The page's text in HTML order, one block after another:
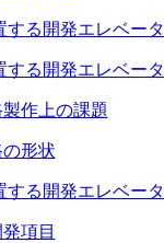
する開発エレベー
する開発エレベー
製作上の課題
の形状
する開発エレベー
項目